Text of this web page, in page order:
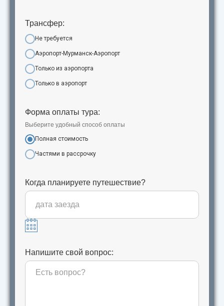
Трансфер:
Не требуется
Аэропорт-Мурманск-Аэропорт
Только из аэропорта
Только в аэропорт
Форма оплаты тура:
Выберите удобный способ оплаты
Полная стоимость
Частями в рассрочку
Когда планируете путешествие?
Напишите свой вопрос: